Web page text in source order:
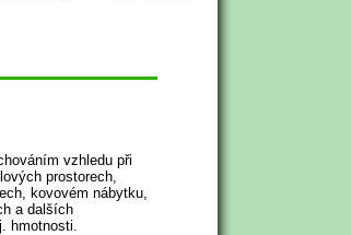
vzhledu při
prostorech,
kovovém nábytku,
a dalších
hmotnosti.